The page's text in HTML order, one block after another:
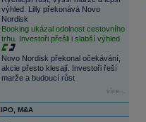
výhled. Lilly překonává Novo
Nordisk
Booking ukázal odolnost cestovního
trhu. Investoři přešli i slabší výhled
Novo Nordisk překonal očekávání,
akcie přesto klesají. Investoři řeší
marže a budoucí růst
více...
IPO, M&A